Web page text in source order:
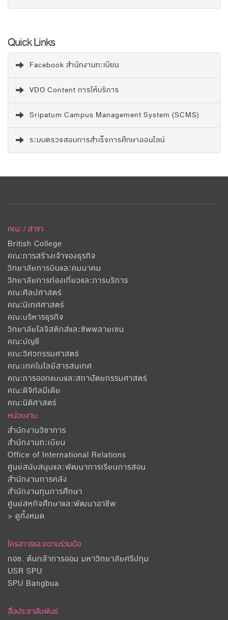
Quick Links
Facebook สำนักงานทะเบียน
VDO Content การให้บริการ
Sripatum Campus Management System (SCMS)
ระบบตรวจสอบการสำเร็จการศึกษาออนไลน์
คณะ / สาขา
British College
คณะการสร้างเจ้าของธุรกิจ
วิทยาลัยการบินและคมนาคม
วิทยาลัยการท่องเที่ยวและการบริการ
คณะศิลปศาสตร์
คณะนิเทศศาสตร์
คณะบริหารธุรกิจ
วิทยาลัยโลจิสติกส์และซัพพลายเชน
คณะบัญชี
คณะวิศวกรรมศาสตร์
คณะเทคโนโลยีสารสนเทศ
คณะการออกแบบและสถาปัตยกรรมศาสตร์
คณะดิจิทัลมีเดีย
คณะนิติศาสตร์
หน่วยงาน
สำนักงานวิชาการ
สำนักงานทะเบียน
Office of International Relations
ศูนย์สนับสนุนและพัฒนาการเรียนการสอน
สำนักงานการคลัง
สำนักงานทุนการศึกษา
ศูนย์สหกิจศึกษาและพัฒนาอาชีพ
> ดูทั้งหมด
โครงการและความร่วมมือ
กอช. ต้นกล้าการออม มหาวิทยาลัยศรีปทุม
USR SPU
SPU Bangbua
สื่อประชาสัมพันธ์